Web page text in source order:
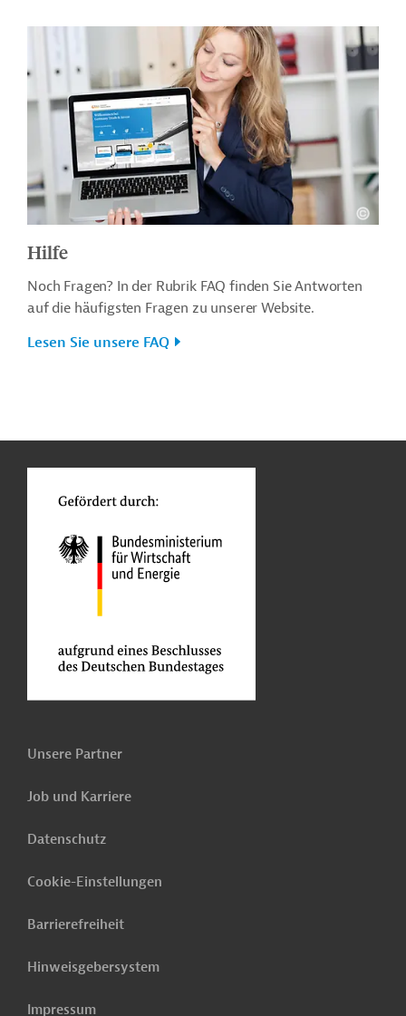
Hilfe
Noch Fragen? In der Rubrik FAQ finden Sie Antworten
auf die häufigsten Fragen zu unserer Website.
Lesen Sie unsere FAQ
Unsere Partner
Job und Karriere
Datenschutz
Cookie-Einstellungen
Barrierefreiheit
Hinweisgebersystem
Impressum